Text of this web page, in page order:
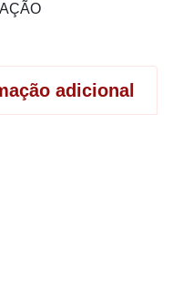
adicional